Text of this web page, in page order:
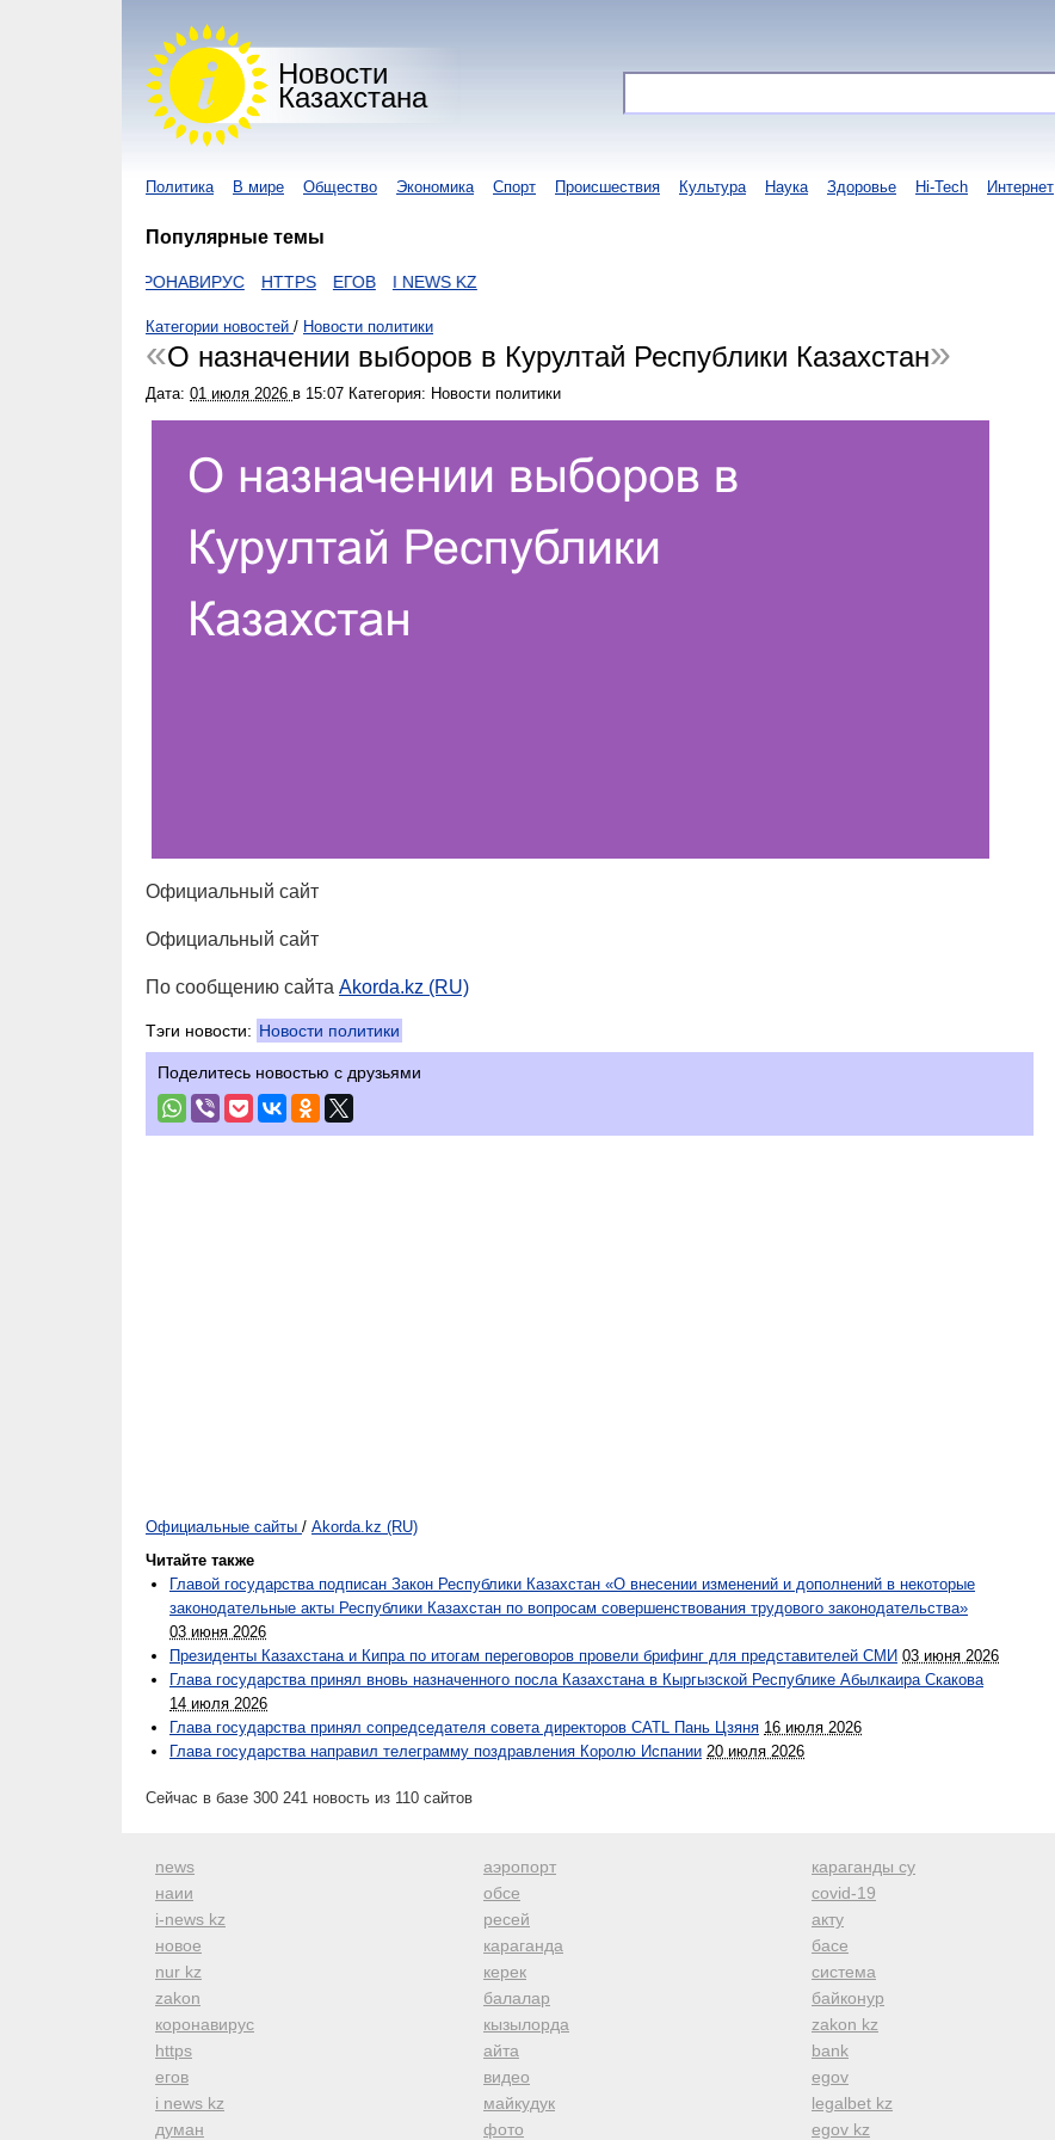
Новости
Казахстана
Политика В мире Общество Экономика Спорт Происшествия Культура Наука Здоровье Hi-Tech Интернет
Популярные темы
КОРОНАВИРУС HTTPS ЕГОВ I NEWS KZ
Категории новостей / Новости политики
О назначении выборов в Курултай Республики Казахстан
Дата: 01 июля 2026 в 15:07 Категория: Новости политики
Официальный сайт
Официальный сайт
По сообщению сайта Akorda.kz (RU)
Тэги новости: Новости политики
Поделитесь новостью с друзьями
Официальные сайты / Akorda.kz (RU)
Читайте также
Главой государства подписан Закон Республики Казахстан «О внесении изменений и дополнений в некоторые
законодательные акты Республики Казахстан по вопросам совершенствования трудового законодательства»
03 июня 2026
Президенты Казахстана и Кипра по итогам переговоров провели брифинг для представителей СМИ 03 июня 2026
Глава государства принял вновь назначенного посла Казахстана в Кыргызской Республике Абылкаира Скакова
14 июля 2026
Глава государства принял сопредседателя cовета директоров CATL Пань Цзяня 16 июля 2026
Глава государства направил телеграмму поздравления Королю Испании 20 июля 2026
Сейчас в базе 300 241 новость из 110 сайтов
news
наии
i-news kz
новое
nur kz
zakon
коронавирус
https
егов
i news kz
думан
аэропорт
обсе
ресей
караганда
керек
балалар
кызылорда
айта
видео
майкудук
фото
караганды су
covid-19
акту
басе
система
байконур
zakon kz
bank
egov
legalbet kz
egov kz